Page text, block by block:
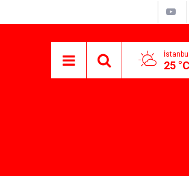
İstanbul
25 °C